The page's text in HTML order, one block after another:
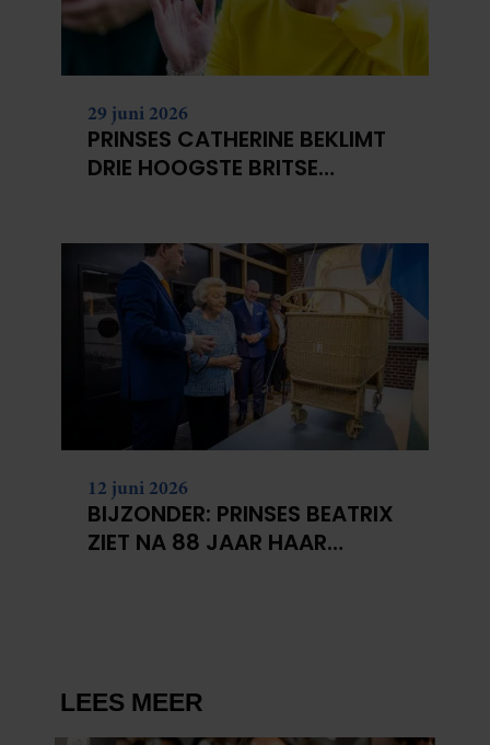
29 juni 2026
PRINSES CATHERINE BEKLIMT
DRIE HOOGSTE BRITSE
12 juni 2026
BIJZONDER: PRINSES BEATRIX
ZIET NA 88 JAAR HAAR